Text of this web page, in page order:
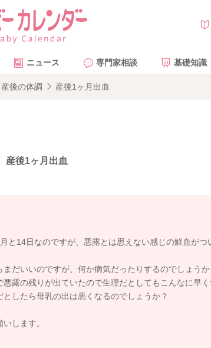
ニュース 専門家相談 基礎知識
産後の体調 産後1ヶ月出血
産後1ヶ月出血
と14日なのですが、悪露とは思えない感じの鮮血が
まだいいのですが、何か病気だったりするのでしょうか
悪露の残りが出ていたので生理だとしてもこんなに早
としたら母乳の出は悪くなるのでしょうか？
します。